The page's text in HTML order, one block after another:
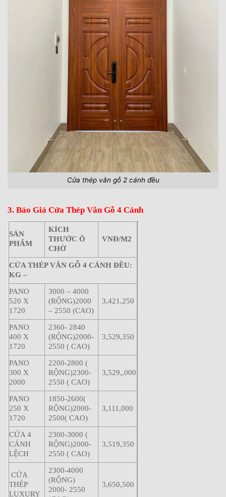
Cửa thép vân gỗ 2 cánh đều
3. Báo Giá Cửa Thép Vân Gỗ 4 Cánh
SẢN
PHẨM
KÍCH
THƯỚC Ô
CHỜ
VNĐ/M2
CỬA THÉP VÂN GỖ 4 CÁNH ĐỀU:
KG –
PANO
520 X
1720
3000 – 4000
(RỘNG)2000
– 2550 (CAO)
3,421,250
PANO
400 X
1720
2360- 2840
(RỘNG)2000-
2550 ( CAO)
3,529,350
PANO
300 X
2000
2200-2800 (
RỘNG)2300-
2550 ( CAO)
3,529,,000
PANO
250 X
1720
1850-2600(
RỘNG)2000-
2500( CAO)
3,111,000
CỬA 4
CÁNH
LỆCH
2300-3000 (
RỘNG)2000-
2550 ( CAO)
3,519,350
CỬA
THÉP
LUXURY
2300-4000
(RỘNG)
2000- 2550
3,650,500